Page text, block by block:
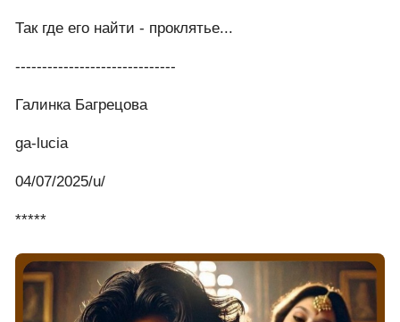
Так где его найти - проклятье...
------------------------------
Галинка Багрецова
ga-lucia
04/07/2025/u/
*****